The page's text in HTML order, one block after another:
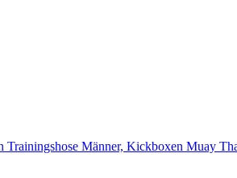
Männer, Kickboxen Muay